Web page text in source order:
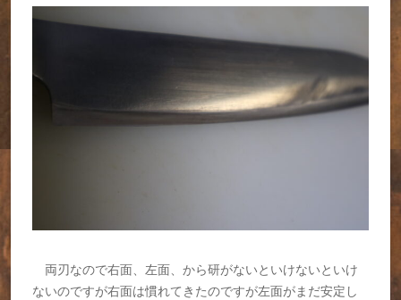
両刃なので右面、左面、から研がないといけないといけ
ないのですが右面は慣れてきたのですが左面がまだ安定し